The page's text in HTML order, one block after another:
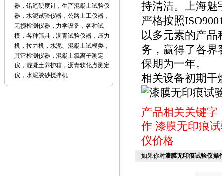
器，铅笔硬度计，生产混凝土试验仪
器，水泥试验仪器，公路土工仪器，
无损检测仪器，力学设备，各种试
模，各种筛具，沥青试验仪器，压力
机，拉力机，水泥、混凝土试模类，
其它检测仪器，混凝土氯离子测定
仪，混凝土养护箱，沥青软化点测定
仪，水泥胶砂搅拌机
持清洁。上海魅
严格按照
以多元素的产
务，赢得了各界
保期为一年。
相关设备初期干
产品相关关键
作 漆膜无印痕
仪价格
如果你对漆膜无印痕试验仪操